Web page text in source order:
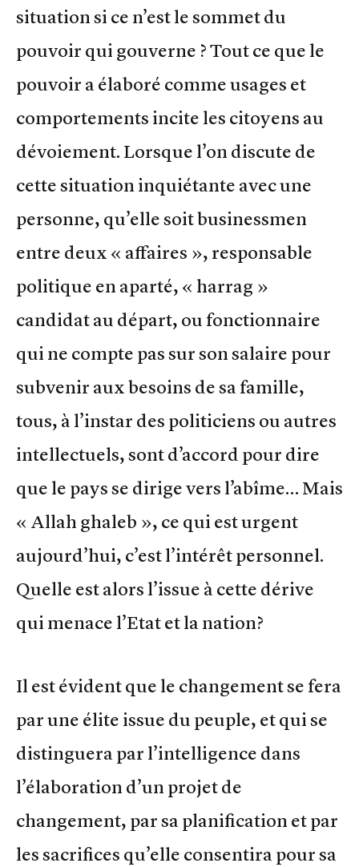
situation si ce n’est le sommet du
pouvoir qui gouverne ? Tout ce que le
pouvoir a élaboré comme usages et
comportements incite les citoyens au
dévoiement. Lorsque l’on discute de
cette situation inquiétante avec une
personne, qu’elle soit businessmen
entre deux « affaires », responsable
politique en aparté, « harrag »
candidat au départ, ou fonctionnaire
qui ne compte pas sur son salaire pour
subvenir aux besoins de sa famille,
tous, à l’instar des politiciens ou autres
intellectuels, sont d’accord pour dire
que le pays se dirige vers l’abîme… Mais
« Allah ghaleb », ce qui est urgent
aujourd’hui, c’est l’intérêt personnel.
Quelle est alors l’issue à cette dérive
qui menace l’Etat et la nation?
Il est évident que le changement se fera
par une élite issue du peuple, et qui se
distinguera par l’intelligence dans
l’élaboration d’un projet de
changement, par sa planification et par
les sacrifices qu’elle consentira pour sa